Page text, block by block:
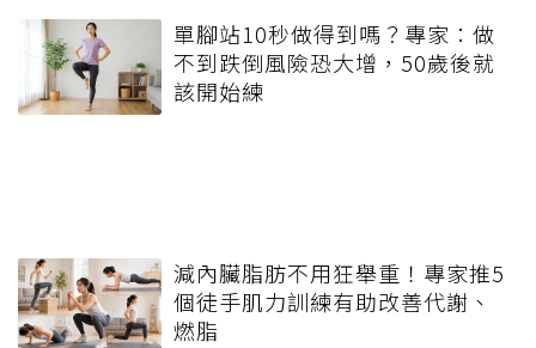
單腳站10秒做得到嗎？專家：做
不到跌倒風險恐大增，50歲後就
該開始練
減內臟脂肪不用狂舉重！專家推5
個徒手肌力訓練有助改善代謝、
燃脂